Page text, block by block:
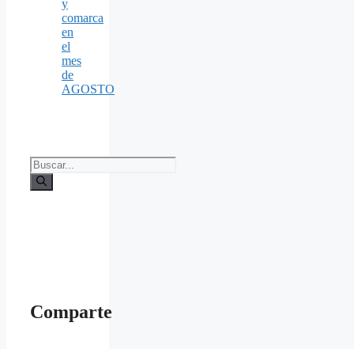
y
comarca
en
el
mes
de
AGOSTO
Buscar:
Comparte